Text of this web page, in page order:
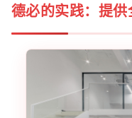
德必的实践：提